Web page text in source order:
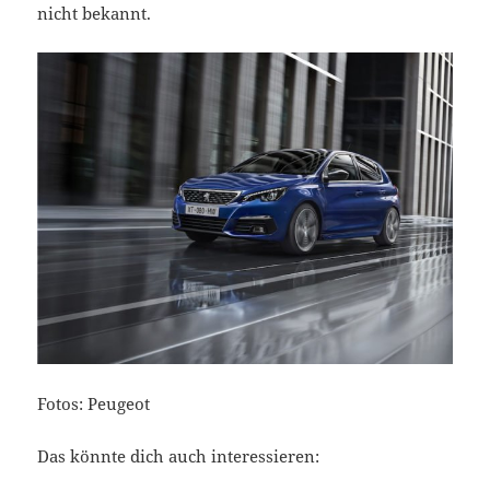
nicht bekannt.
Fotos: Peugeot
Das könnte dich auch interessieren: